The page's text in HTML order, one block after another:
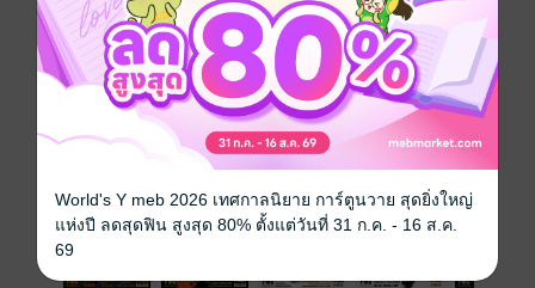
ความยาว 132 หน้า
ราคาปก 56 บาท (ประหยัด 21%)
ฉบับย้อนหลัง
World's Y meb 2026 เทศกาลนิยาย การ์ตูนวาย สุดยิ่งใหญ่
แห่งปี ลดสุดฟิน สูงสุด 80% ตั้งแต่วันที่ 31 ก.ค. - 16 ส.ค.
69